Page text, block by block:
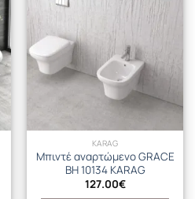
KARAG
Μπιντέ αναρτώμενο GRACE
BH 10134 KARAG
127.00€